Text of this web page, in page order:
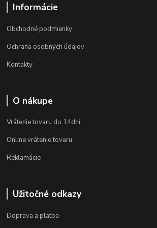
Informácie
Obchodné podmienky
Ochrana osobných údajov
Kontakty
O nákupe
Vrátenie tovaru do 14dní
Online vrátenie tovaru
Reklamácie
Užitočné odkazy
Doprava a platba